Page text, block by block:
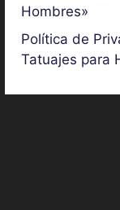
Hombres»
Política de
Tatuajes para